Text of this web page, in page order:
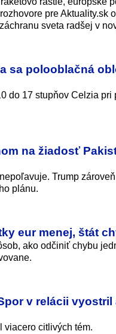
pre Aktuality.sk
sveta radšej v
sa polooblačná
do 17 stupňov Celzia
na žiadosť
Trump
plánu.
eur menej, štát
ako odčiniť chybu
v relácii
viacero citlivých tém.